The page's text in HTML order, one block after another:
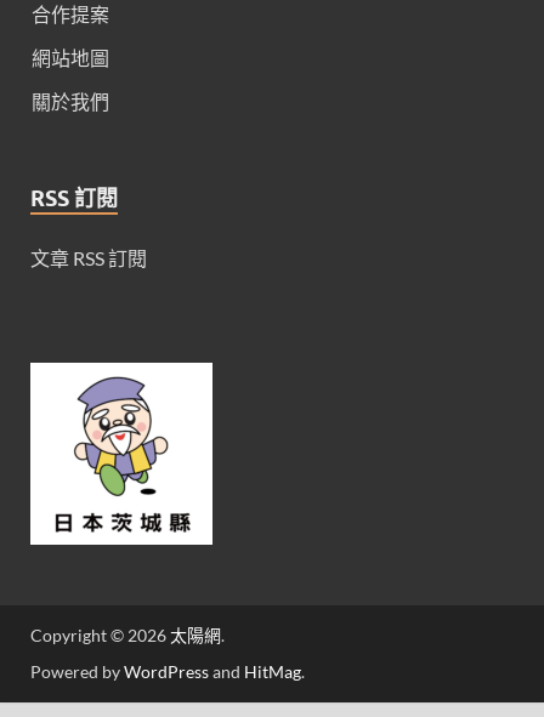
合作提案
網站地圖
關於我們
RSS 訂閱
文章 RSS 訂閱
Copyright © 2026太陽網.
Powered byWordPressand HitMag.